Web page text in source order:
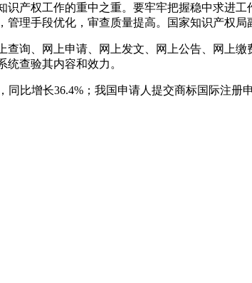
产权工作的重中之重。要牢牢把握稳中求进
理手段优化，审查质量提高。国家知识产权局
询、网上申请、网上发文、网上公告、网上
查验其内容和效力。
比增长36.4%；我国申请人提交商标国际注册